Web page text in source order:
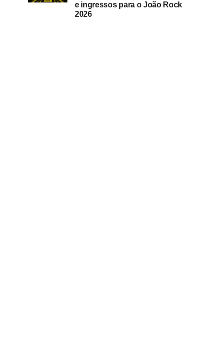
e ingressos para o João Rock
2026